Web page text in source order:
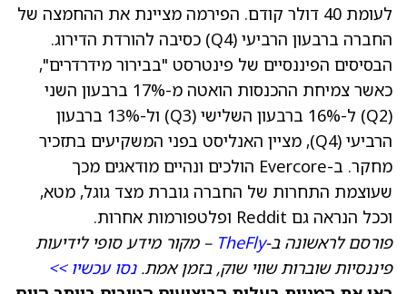
לעומת 40 דולר קודם. הפירמה מציינת את ההחמצה של
החברה ברבעון הרביעי (Q4) כסיבה להורדת הדירוג.
הבסיסים הפיננסיים של פינטרסט "בבירור מידרדרים",
כאשר צמיחת ההכנסות הואטה מ-17% ברבעון השני
(Q2) ל-16% ברבעון השלישי (Q3) ול-13% ברבעון
הרביעי (Q4), מציין האנליסט בפני המשקיעים בתזכיר
מחקר. ב-Evercore הולכים ונהיים מודאגים מכך
שעוצמת התחרות של החברה גוברת מצד גוגל, מטא,
וככל הנראה גם Reddit ופלטפורמות אחרות.
פורסם לראשונה ב-TheFly – מקור מידע סופי לידיעות
פיננסיות שוברות שווי שוק, בזמן אמת.נסו עכשיו >>